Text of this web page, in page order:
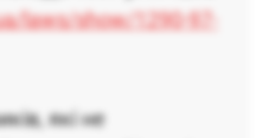
laws/show/1290-97-
які не